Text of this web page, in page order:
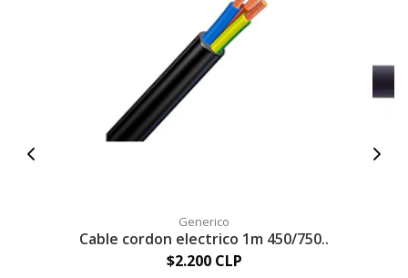
Generico
Cable cordon electrico 1m 450/750..
$2.200 CLP